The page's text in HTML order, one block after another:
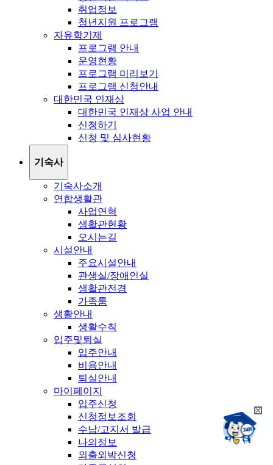
취업정보
청년지원 프로그램
자유학기제
프로그램 안내
운영현황
프로그램 미리보기
프로그램 신청안내
대한민국 인재상
대한민국 인재상 사업 안내
신청하기
신청 및 심사현황
기숙사
기숙사소개
연합생활관
사업연혁
생활관현황
오시는길
시설안내
주요시설안내
관생실/장애인실
생활관전경
가족룸
생활안내
생활수칙
입주및퇴실
입주안내
비용안내
퇴실안내
마이페이지
입주신청
신청정보조회
수납/고지서 발급
나의정보
외출외박신청
챗봇상담:
24시
채팅상담:
9시~18시
희